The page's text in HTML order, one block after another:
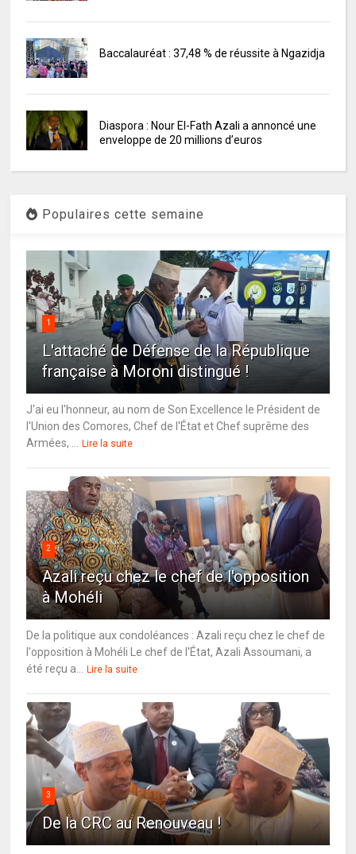
Baccalauréat : 37,48 % de réussite à Ngazidja
Diaspora : Nour El-Fath Azali a annoncé une
enveloppe de 20 millions d’euros
Populaires cette semaine
1
L'attaché de Défense de la République
française à Moroni distingué !
J'ai eu l'honneur, au nom de Son Excellence le Président de
l'Union des Comores, Chef de l'État et Chef suprême des
Armées, ... Lire la suite
2
Azali reçu chez le chef de l'opposition
à Mohéli
De la politique aux condoléances : Azali reçu chez le chef de
l'opposition à Mohéli Le chef de l'État, Azali Assoumani, a
été reçu a... Lire la suite
3
De la CRC au Renouveau !